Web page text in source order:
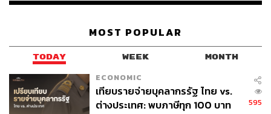
ABOUT THE AUTHOR
ถนัดกิจ จันกิเสน
Content Creator ประจำกองบรรณาธิการ
THE STANDARD WEALTH ผู้เสพติดโลก
ธุรกิจ การตลาด เทคโนโลยี และชอบสำรวจ
เคลื่อนไหวให้เป็นเรื่องเข้าใจง่าย สนุก และได้
ไอเดียใหม่ๆ
MOST POPULAR
TODAY WEEK MONTH
ECONOMIC
เทียบรายจ่ายบุคลากรรัฐ ไทย vs.
ต่างประเทศ: พบภาษีทุก 100 บาท
595